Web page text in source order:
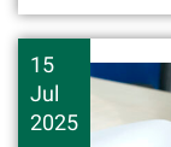
15
Jul
2025